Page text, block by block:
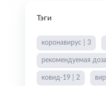
Тэги
коронавирус | 3
рекомендуемая
ковид-19 | 2